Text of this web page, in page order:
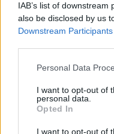
IAB’s list of
also be disclosed by us
Downstream Participants
Please note that this
not limited to your visit
grant or deny consent
use your data for below
consent section.
Personal Data
I want to opt-out of
personal data.
Opted In
I want to opt-out of
Oszd meg ezt a